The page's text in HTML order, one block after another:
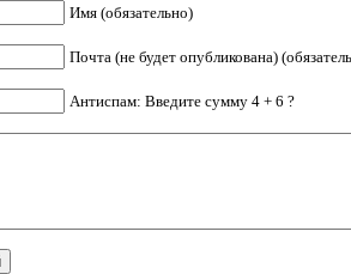
Имя (обязательно)
Почта (не будет опубликована)
Антиспам: Введите сумму 4 + 6 ?